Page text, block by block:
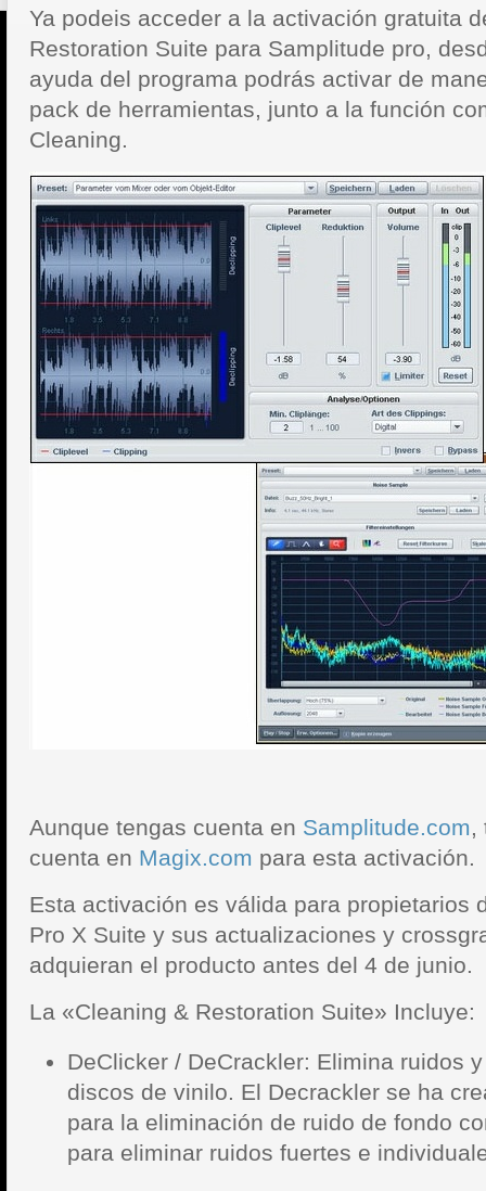
Ya podeis acceder a la activación gratuita
Restoration Suite para Samplitude pro,
ayuda del programa podrás activar de
pack de herramientas, junto a la función
Cleaning.
Aunque tengas cuenta en Samplitude.com,
cuenta en Magix.com para esta activación.
Esta activación es válida para propietarios
Pro X Suite y sus actualizaciones y
adquieran el producto antes del 4 de junio.
La «Cleaning & Restoration Suite» Incluye:
DeClicker / DeCrackler: Elimina ruidos
discos de vinilo. El Decrackler se ha
para la eliminación de ruido de fondo
para eliminar ruidos fuertes e